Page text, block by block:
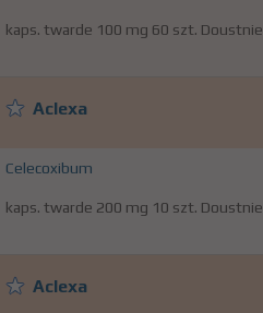
kaps. twarde 100 mg 60 szt. Doustnie
Aclexa
Celecoxibum
kaps. twarde 200 mg 10 szt. Doustnie
Aclexa